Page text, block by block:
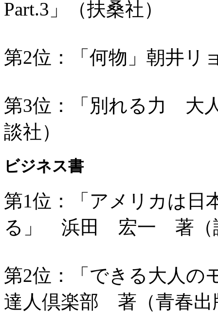
Part.3」（扶桑社）
第2位：「何物」朝井
第3位：「別れる力 大
談社）
ビジネス書
第1位：「アメリカは日
る」 浜田 宏一 著（
第2位：「できる大人
達人倶楽部 著（青春出